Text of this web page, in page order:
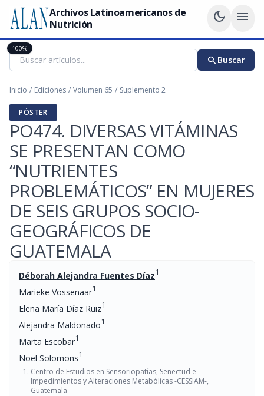
Archivos Latinoamericanos de
Nutrición
dark_mode menu
searchBuscar
Inicio / Ediciones / Volumen 65 / Suplemento 2
PÓSTER
PO474. DIVERSAS VITÁMINAS
SE PRESENTAN COMO
“NUTRIENTES
PROBLEMÁTICOS” EN MUJERES
DE SEIS GRUPOS SOCIO-
GEOGRÁFICOS DE
GUATEMALA
Déborah Alejandra Fuentes Díaz1
Marieke Vossenaar1
Elena María Díaz Ruiz1
Alejandra Maldonado1
Marta Escobar1
Noel Solomons1
Centro de Estudios en Sensoriopatías, Senectud e
Impedimientos y Alteraciones Metabólicas -CESSIAM-,
Guatemala
100%